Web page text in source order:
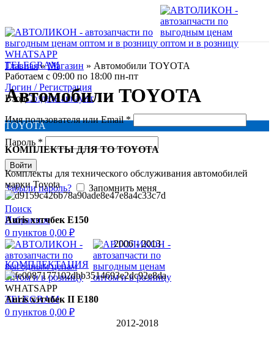
WHATSAPP
TELEGRAM
Работаем с 09:00 по 18:00 пн-пт
Логин / Регистрация
ВходСоздать аккаунт
Имя пользователя или Email*
Пароль *
Войти
Забыли пароль?
Запомнить меня
Поиск
Избранное
0 пунктов 0,00 ₽
WHATSAPP
TELEGRAM
0 пунктов 0,00 ₽
Автомобили TOYOTA
Главная»Магазин » Автомобили TOYOTA
TOYOTA
КОМПЛЕКТЫ ДЛЯ ТО TOYOTA
Комплекты для технического обслуживания автомобилей
марки Toyota
Auris хэтчбeк E150
2006 - 2013
КОМПЛЕКТАЦИЯ
Auris хэтчбек II E180
2012-2018